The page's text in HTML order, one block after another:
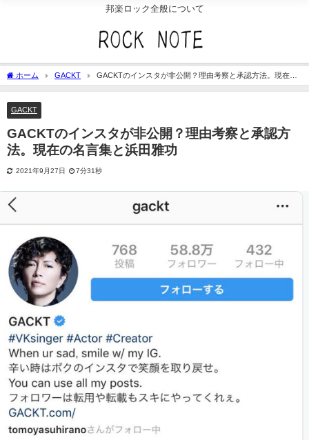
邦楽ロック全般について
ホーム GACKT
GACKTのインスタが非公開？理由考察と承認方法。現在の
名言集と浜田雅功
GACKT
GACKTのインスタが非公開？理由考察と承認方
法。現在の名言集と浜田雅功
2021年9月27日 7分31秒